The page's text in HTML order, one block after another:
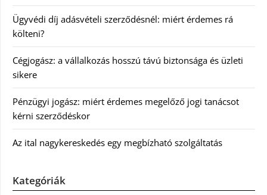
Ügyvédi díj adásvételi szerződésnél: miért érdemes rá
költeni?
Cégjogász: a vállalkozás hosszú távú biztonsága és üzleti
sikere
Pénzügyi jogász: miért érdemes megelőző jogi tanácsot
kérni szerződéskor
Az ital nagykereskedés egy megbízható szolgáltatás
Kategóriák